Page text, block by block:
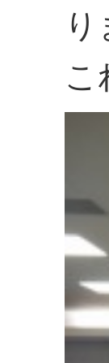
り
こ